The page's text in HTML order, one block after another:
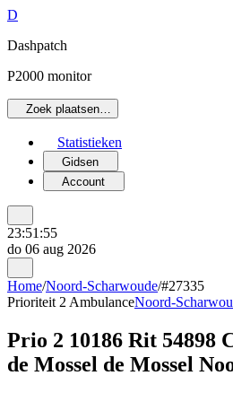
D
Dashpatch
P2000 monitor
Zoek plaatsen…
Statistieken
Gidsen
Account
23:51:55
do 06 aug 2026
Home/Noord-Scharwoude/#27335
Prioriteit 2 AmbulanceNoord-
Prio 2 10186 Rit 54898
de Mossel de Mossel